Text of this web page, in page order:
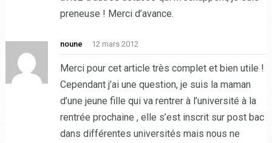
preneuse ! Merci d’avance.
noune 12 mars 2012
Merci pour cet article très complet et bien utile !
Cependant j’ai une question, je suis la maman
d’une jeune fille qui va rentrer à l’université à la
rentrée prochaine , elle s’est inscrit sur post bac
dans différentes universités mais nous ne